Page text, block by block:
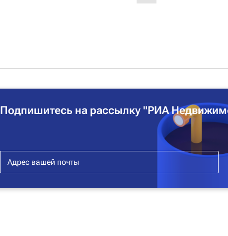
Подпишитесь на рассылку "РИА